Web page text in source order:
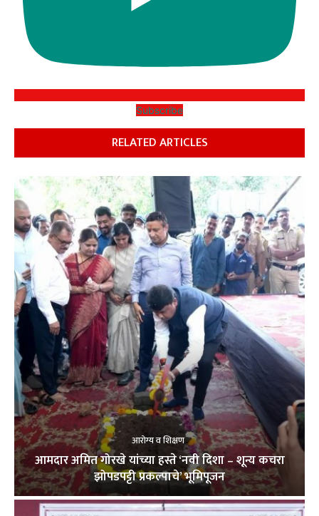
Subscribe
RELATED ARTICLES
आरोग्य व शिक्षण
आमदार अमित गोरखे यांच्या हस्ते ‘नवी दिशा – शून्य कचरा
झोपडपट्टी प्रकल्पाचे’ भूमिपूजन